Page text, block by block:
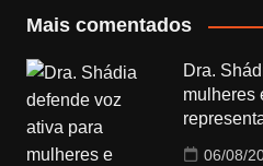
Mais comentados
Dra.
mulheres
06/08/